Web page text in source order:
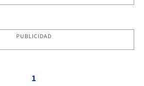
PUBLICIDAD
1